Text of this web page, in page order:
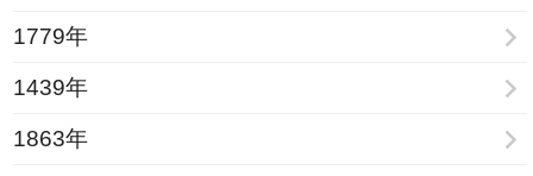
1779年
1439年
1863年